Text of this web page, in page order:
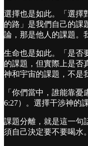
選擇也是如此。「選擇
的路」是我們自己的課
論，那是他人的課題。
生命也是如此。「是否
的課題，但實際上是否
神和宇宙的課題，不是
「你們當中，誰能靠
6:27）。選擇干涉神的
課題分離，就是這一句
須自己決定要不要喝水